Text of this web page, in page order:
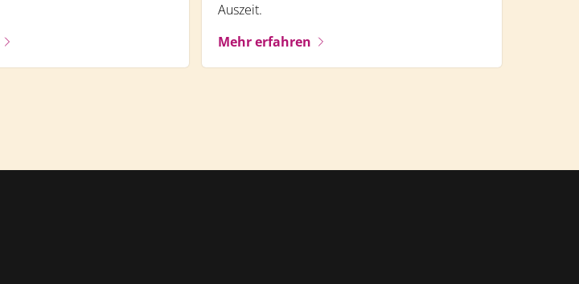
Auszeit.
Mehr erfahren